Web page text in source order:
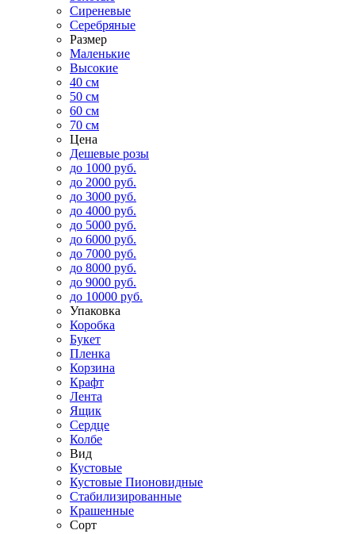
Сиреневые
Серебряные
Размер
Маленькие
Высокие
40 см
50 см
60 см
70 см
Цена
Дешевые розы
до 1000 руб.
до 2000 руб.
до 3000 руб.
до 4000 руб.
до 5000 руб.
до 6000 руб.
до 7000 руб.
до 8000 руб.
до 9000 руб.
до 10000 руб.
Упаковка
Коробка
Букет
Пленка
Корзина
Крафт
Лента
Ящик
Сердце
Колбе
Вид
Кустовые
Кустовые Пионовидные
Стабилизированные
Крашенные
Сорт